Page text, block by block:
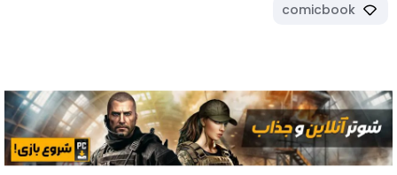
comicbook